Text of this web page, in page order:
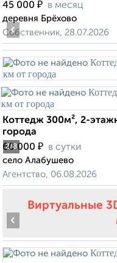
45 000 ₽ в месяц
деревня Брёхово
Собственник, 28.07.2026
2/8
‹
Коттедж 300м², 2-
города
60 000 ₽ в сутки
село Алабушево
Агентство, 06.08.2026
Виртуальные
‹